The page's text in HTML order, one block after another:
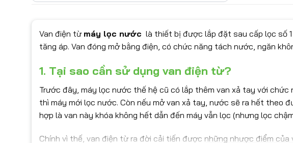
Van điện từ máy lọc nước là thiết bị được lắp đặt sau cấp lọc số
tăng áp. Van đóng mở bằng điện, có chức năng tách nước, ngăn
1. Tại sao cần sử dụng van điện từ?
Trước đây, máy lọc nước thế hệ cũ có lắp thêm van xả tay với chức
thì máy mới lọc nước. Còn nếu mở van xả tay, nước sẽ ra hết theo
hợp là van này khóa không hết dẫn đến máy vẫn lọc (nhưng lọc
Chính vì thế, van điện từ ra đời cải tiến được những nhược điểm